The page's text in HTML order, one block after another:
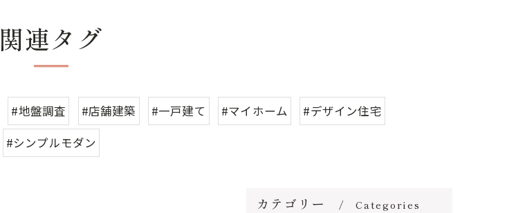
関連タグ
#地盤調査 #店舗建築 #一戸建て #マイホーム
#デザイン住宅
#シンプルモダン
カテゴリー Categories